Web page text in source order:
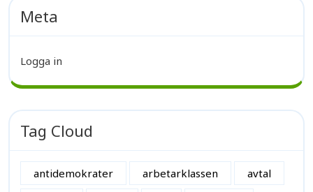
Meta
Logga in
Tag Cloud
antidemokrater arbetarklassen
avtal